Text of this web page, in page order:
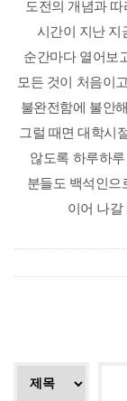
도전의 개념과
시간이 지난 지
순간마다 열어보
모든 것이 처음이
불완전함에 불안
그럴 때면 대학시
않도록 하루하
분들도 백석인으
이어 나